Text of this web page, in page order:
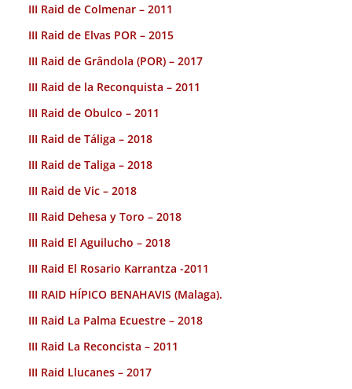
III Raid de Colmenar – 2011
III Raid de Elvas POR – 2015
III Raid de Grândola (POR) – 2017
III Raid de la Reconquista – 2011
III Raid de Obulco – 2011
III Raid de Táliga – 2018
III Raid de Taliga – 2018
III Raid de Vic – 2018
III Raid Dehesa y Toro – 2018
III Raid El Aguilucho – 2018
III Raid El Rosario Karrantza -2011
III RAID HÍPICO BENAHAVIS (Malaga).
III Raid La Palma Ecuestre – 2018
III Raid La Reconcista – 2011
III Raid Llucanes – 2017